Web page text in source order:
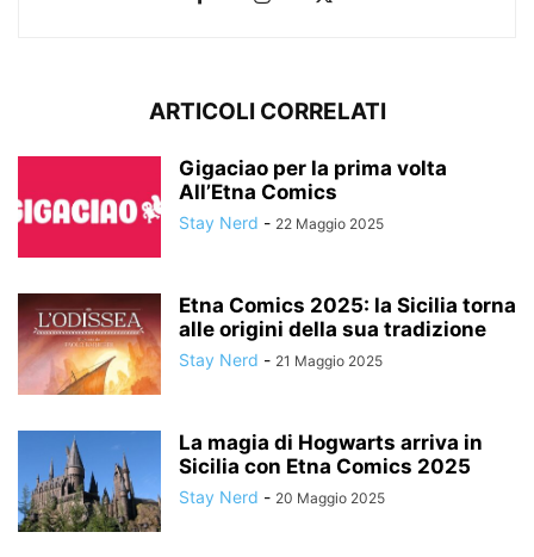
ARTICOLI CORRELATI
Gigaciao per la prima volta
All’Etna Comics
Stay Nerd - 22 Maggio 2025
Etna Comics 2025: la Sicilia torna
alle origini della sua tradizione
Stay Nerd - 21 Maggio 2025
La magia di Hogwarts arriva in
Sicilia con Etna Comics 2025
Stay Nerd - 20 Maggio 2025